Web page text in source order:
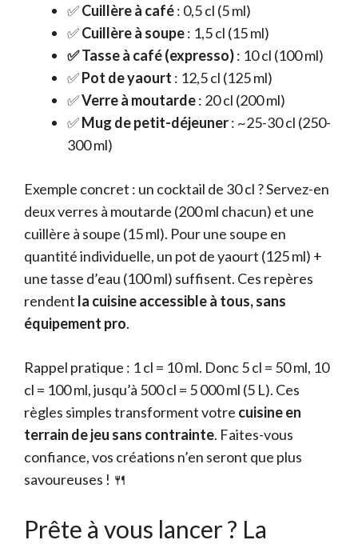
✅Cuillère à café: 0,5 cl (5 ml)
✅Cuillère à soupe: 1,5 cl (15 ml)
✅ Tasse à café (expresso): 10 cl (100 ml)
✅Pot de yaourt : 12,5 cl (125 ml)
✅Verre à moutarde: 20 cl (200 ml)
✅Mug de petit-déjeuner: ~25-30 cl (250-
300 ml)
Exemple concret : un cocktail de 30 cl ? Servez-en
deux verres à moutarde (200 ml chacun) et une
cuillère à soupe (15 ml). Pour une soupe en
quantité individuelle, un pot de yaourt (125 ml) +
une tasse d’eau (100 ml) suffisent. Ces repères
rendent la cuisine accessible à tous, sans
équipement pro.
Rappel pratique : 1 cl = 10 ml. Donc 5 cl = 50 ml, 10
cl = 100 ml, jusqu’à 500 cl = 5 000 ml (5 L). Ces
règles simples transforment votre cuisine en
terrain de jeu sans contrainte. Faites-vous
confiance, vos créations n’en seront que plus
savoureuses ! 🍴
Prête à vous lancer ? La